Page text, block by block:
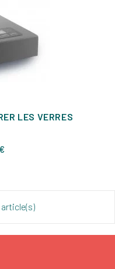
LES VERRES
Prix
article(s)